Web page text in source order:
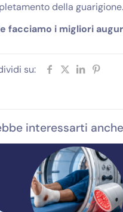
della guarigione.
facciamo i migliori
su:
interessarti